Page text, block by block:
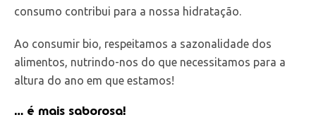
consumo contribui para a nossa hidratação.
Ao consumir bio, respeitamos a sazonalidade dos
alimentos, nutrindo-nos do que necessitamos para a
altura do ano em que estamos!
… é mais saborosa!